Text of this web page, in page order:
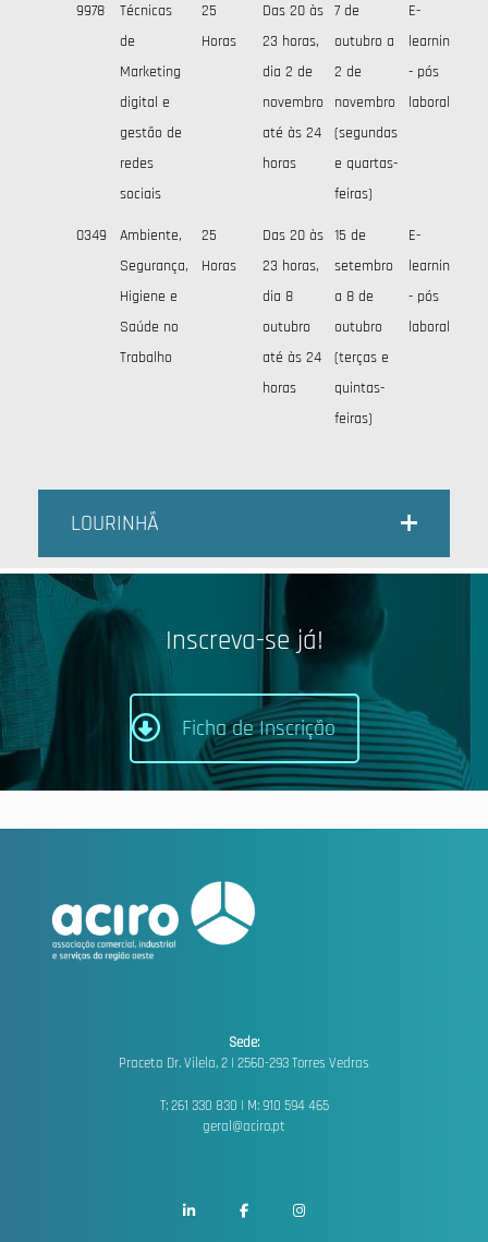
9978
Técnicas
de
Marketing
digital e
gestão de
redes
sociais
25
Horas
Das 20 às
23 horas,
dia 2 de
novembro
até às 24
horas
7 de
outubro a
2 de
novembro
(segundas
e quartas-
feiras)
E-
learning
- pós
laboral
0349
Ambiente,
Segurança,
Higiene e
Saúde no
Trabalho
25
Horas
Das 20 às
23 horas,
dia 8
outubro
até às 24
horas
15 de
setembro
a 8 de
outubro
(terças e
quintas-
feiras)
E-
learning
- pós
laboral
LOURINHÃ
Inscreva-se já!
Ficha de Inscrição
Sede:
Praceta Dr. Vilela, 2 | 2560-293 Torres Vedras
T: 261 330 830 | M: 910 594 465
geral@aciro.pt